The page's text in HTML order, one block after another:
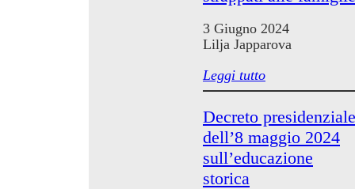
3 Giugno 2024
Lilja Japparova
Leggi tutto
Decreto presidenziale
dell’8 maggio 2024
sull’educazione
storica